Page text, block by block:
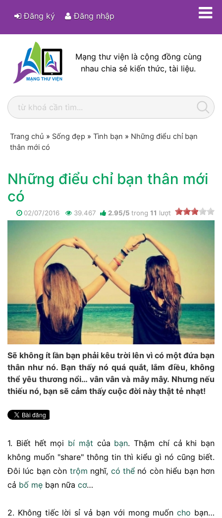
Đăng ký Đăng nhập
Mạng thư viện là cộng đồng cùng
nhau chia sẻ kiến thức, tài liệu.
Trang chủ » Sống đẹp » Tình bạn » Những điểu chỉ bạn
thân mới có
Những điểu chỉ bạn thân mới
có
02/07/2016 39.467 2.95/5 trong 11 lượt
Sẽ không ít lần bạn phải kêu trời lên vì có một đứa bạn
thân như nó. Bạn thấy nó quá quắt, lắm điều, không
thể yêu thương nổi… vân vân và mây mây. Nhưng nếu
thiếu nó, bạn sẽ cảm thấy cuộc đời này thật tẻ nhạt!
1. Biết hết mọi bí mật của bạn. Thậm chí cả khi bạn
không muốn "share" thông tin thì kiểu gì nó cũng biết.
Đôi lúc bạn còn trộm nghĩ, có thểnó còn hiểu bạn hơn
cả bố mẹ bạn nữa cơ…
2. Không tiếc lời sỉ vả bạn với mong muốncho bạn…